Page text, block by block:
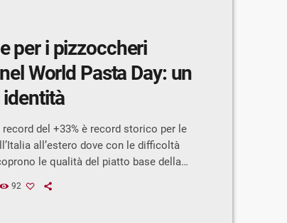
per i pizzoccheri
del +33% è record storico per le
all’estero dove con le difficoltà
le qualità del piatto base della
del World Pasta Day che si
92